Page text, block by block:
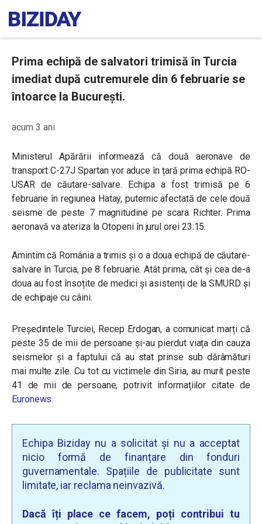
Prima echipă de salvatori trimisă în Turcia
imediat după cutremurele din 6 februarie se
întoarce la București.
acum 3 ani
Ministerul Apărării informează că două aeronave de
transport C-27J Spartan vor aduce în țară prima echipă RO-
USAR de căutare-salvare. Echipa a fost trimisă pe 6
februarie în regiunea Hatay, puternic afectată de cele două
seisme de peste 7 magnitudine pe scara Richter. Prima
aeronavă va ateriza la Otopeni în jurul orei 23:15.
Amintim că România a trimis și o a doua echipă de căutare-
salvare în Turcia, pe 8 februarie. Atât prima, cât și cea de-a
doua au fost însoțite de medici și asistenți de la SMURD și
de echipaje cu câini.
Președintele Turciei, Recep Erdogan, a comunicat marți că
peste 35 de mii de persoane și-au pierdut viața din cauza
seismelor și a faptului că au stat prinse sub dărâmături
mai multe zile. Cu tot cu victimele din Siria, au murit peste
41 de mii de persoane, potrivit informațiilor citate de
Euronews.
Echipa Biziday nu a solicitat și nu a acceptat
nicio formă de finanțare din fonduri
guvernamentale. Spațiile de publicitate sunt
limitate, iar reclama neinvazivă.
Dacă îți place ce facem, poți contribui tu